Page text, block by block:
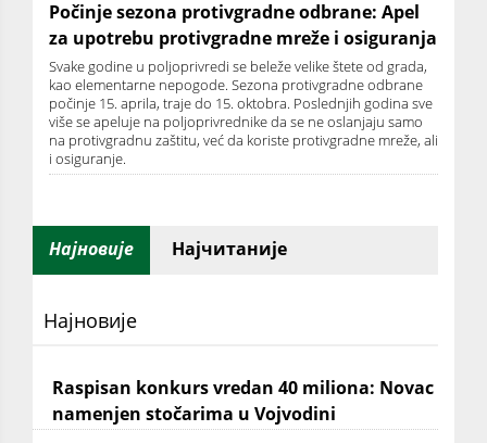
Počinje sezona protivgradne odbrane: Apel
za upotrebu protivgradne mreže i osiguranja
Svake godine u poljoprivredi se beleže velike štete od grada,
kao elementarne nepogode. Sezona protivgradne odbrane
počinje 15. aprila, traje do 15. oktobra. Poslednjih godina sve
više se apeluje na poljoprivrednike da se ne oslanjaju samo
na protivgradnu zaštitu, već da koriste protivgradne mreže, ali
i osiguranje.
Најновије Најчитаније
Најновије
Raspisan konkurs vredan 40 miliona: Novac
namenjen stočarima u Vojvodini